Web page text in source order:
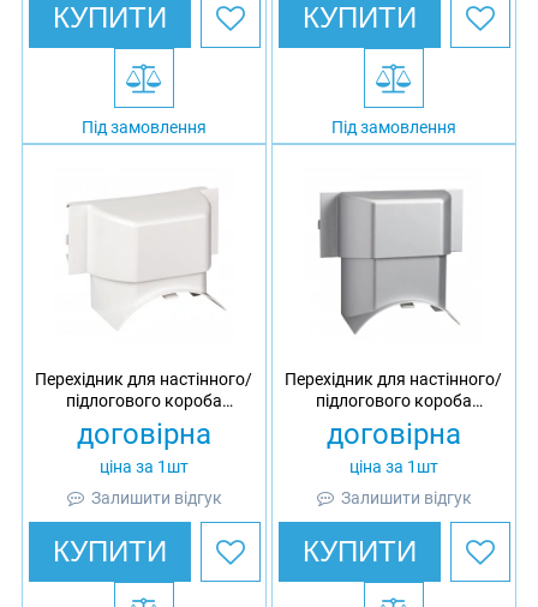
КУПИТИ
Під замовлення
КУПИТИ
Під замовлення
Перехідник для настінного/
підлогового короба
OptiLine 45, білий
договірна
ціна за 1шт
Залишити відгук
КУПИТИ
Перехідник для настінного/
підлогового короба
OptiLine 45, під алюміній
договірна
ціна за 1шт
Залишити відгук
КУПИТИ